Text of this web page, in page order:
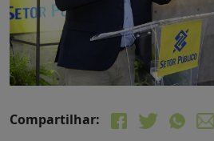
Compartilhar: